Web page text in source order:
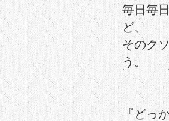
毎日毎
ど、
そのク
う。
『どっ